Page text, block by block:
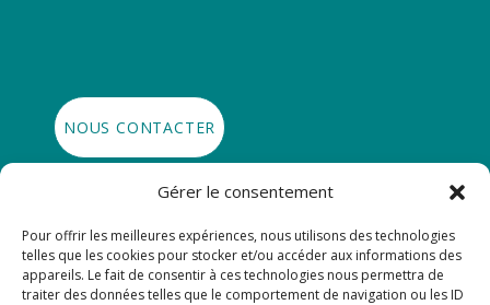
Gérer le consentement
Pour offrir les meilleures expériences, nous utilisons des technologies
telles que les cookies pour stocker et/ou accéder aux informations des
appareils. Le fait de consentir à ces technologies nous permettra de
traiter des données telles que le comportement de navigation ou les ID
NOUS CONTACTER
 GRAND AVIGNON